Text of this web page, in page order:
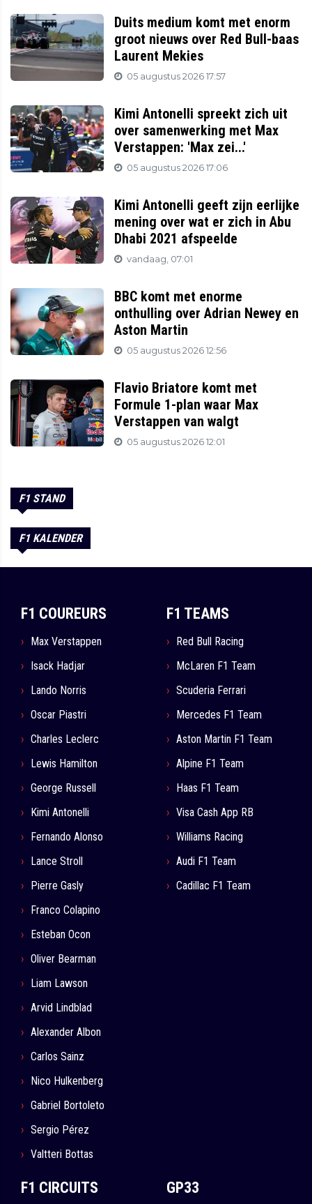
Duits medium komt met enorm
groot nieuws over Red Bull-baas
Laurent Mekies
05 augustus 2026 17:57
Kimi Antonelli spreekt zich uit
over samenwerking met Max
Verstappen: 'Max zei...'
05 augustus 2026 17:06
Kimi Antonelli geeft zijn eerlijke
mening over wat er zich in Abu
Dhabi 2021 afspeelde
vandaag, 07:01
BBC komt met enorme
onthulling over Adrian Newey en
Aston Martin
05 augustus 2026 12:56
Flavio Briatore komt met
Formule 1-plan waar Max
Verstappen van walgt
05 augustus 2026 12:01
F1 STAND
F1 KALENDER
F1 COUREURS
Max Verstappen
Isack Hadjar
Lando Norris
Oscar Piastri
Charles Leclerc
Lewis Hamilton
George Russell
Kimi Antonelli
Fernando Alonso
Lance Stroll
Pierre Gasly
Franco Colapino
Esteban Ocon
Oliver Bearman
Liam Lawson
Arvid Lindblad
Alexander Albon
Carlos Sainz
Nico Hulkenberg
Gabriel Bortoleto
Sergio Pérez
Valtteri Bottas
F1 TEAMS
Red Bull Racing
McLaren F1 Team
Scuderia Ferrari
Mercedes F1 Team
Aston Martin F1 Team
Alpine F1 Team
Haas F1 Team
Visa Cash App RB
Williams Racing
Audi F1 Team
Cadillac F1 Team
F1 CIRCUITS GP33